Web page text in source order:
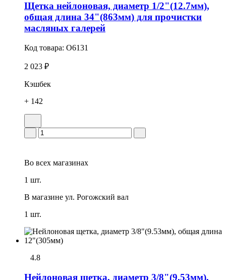
Щетка нейлоновая, диаметр 1/2"(12.7мм),
общая длина 34"(863мм) для пpочистки
масляных галерей
Код товара: O6131
2 023 ₽
Кэшбек
+ 142
Во всех магазинах
1 шт.
В магазине ул. Рогожский вал
1 шт.
4.8
Нейлоновая щетка, диаметр 3/8"(9.53мм),